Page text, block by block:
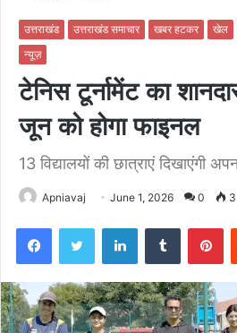
उत्तराखंड उत्तराखंड समाचार खबर हटकर खेल
न्यूज़
टेनिस टूर्नामेंट का
जून को होगा फाइनल
13 विद्यालयों की छात्राएं दिखाएंगी
Apniavaj June 1, 2026 0 3